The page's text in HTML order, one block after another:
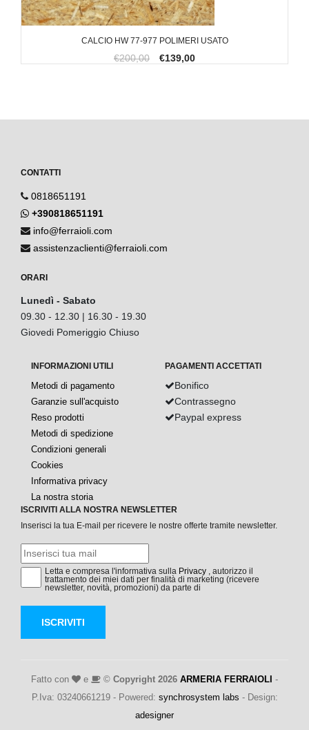
CALCIO HW 77-977 POLIMERI USATO
€200,00 €139,00
CONTATTI
0818651191
+390818651191
info@ferraioli.com
assistenzaclienti@ferraioli.com
ORARI
Lunedì - Sabato
09.30 - 12.30 | 16.30 - 19.30
Giovedi Pomeriggio Chiuso
INFORMAZIONI UTILI
Metodi di pagamento
Garanzie sull'acquisto
Reso prodotti
Metodi di spedizione
Condizioni generali
Cookies
Informativa privacy
La nostra storia
PAGAMENTI ACCETTATI
Bonifico
Contrassegno
Paypal express
ISCRIVITI ALLA NOSTRA NEWSLETTER
Inserisci la tua E-mail per ricevere le nostre offerte tramite newsletter.
Letta e compresa l'informativa sulla Privacy , autorizzo il
trattamento dei miei dati per finalità di marketing (ricevere
newsletter, novità, promozioni) da parte di
ISCRIVITI
Fatto con e © Copyright 2026 ARMERIA FERRAIOLI -
P.Iva: 03240661219 - Powered: synchrosystem labs - Design:
adesigner